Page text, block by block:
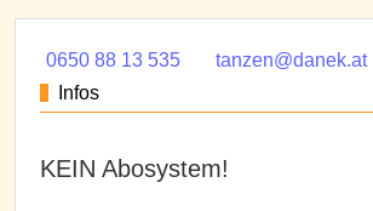
0650 88 13 535
tanzen@danek.at
Infos
KEIN Abosystem!